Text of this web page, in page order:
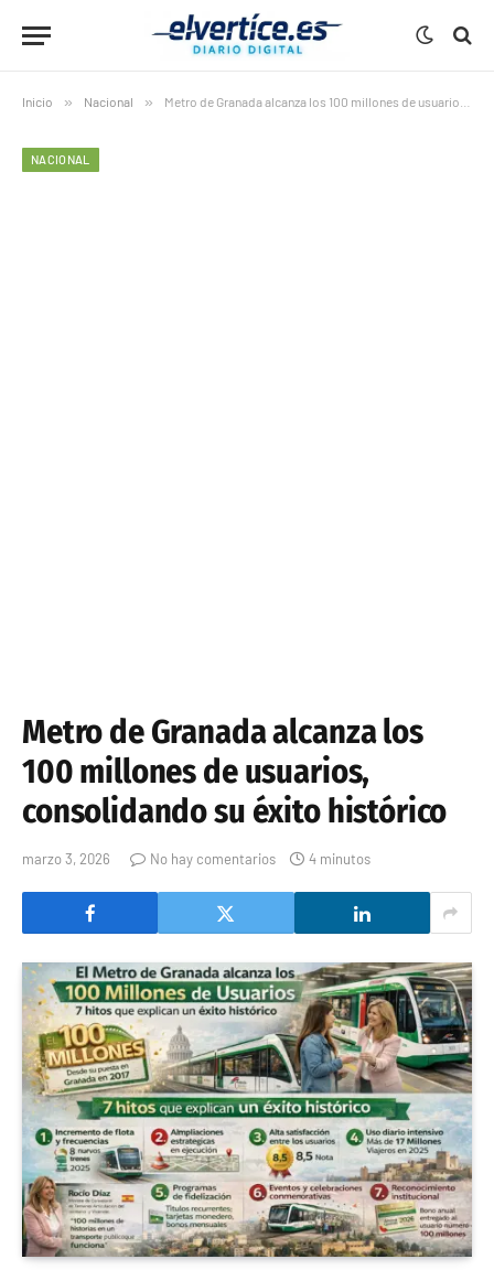
Inicio » Nacional » Metro de Granada alcanza los 100 millones de usuarios, consolidando su éxito histórico
NACIONAL
Metro de Granada alcanza los
100 millones de usuarios,
consolidando su éxito histórico
marzo 3, 2026 No hay comentarios 4 minutos